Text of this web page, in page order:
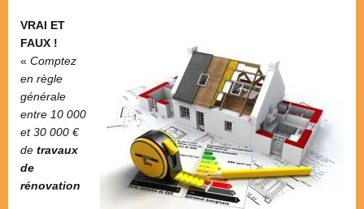
VRAI ET
FAUX !
« Comptez
en règle
générale
entre 10 000
et 30 000 €
de travaux
de
rénovation